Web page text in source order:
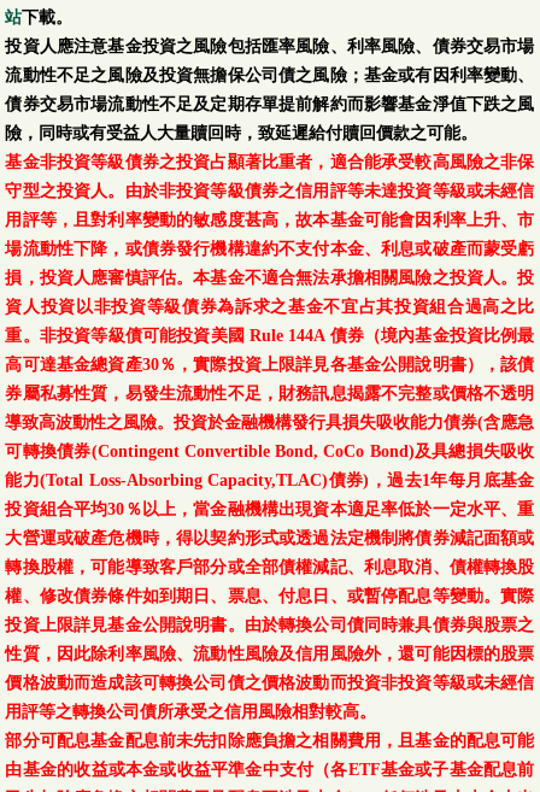
站下載。
投資人應注意基金投資之風險包括匯率風險、利率風險、債券交易市場
流動性不足之風險及投資無擔保公司債之風險；基金或有因利率變動、
債券交易市場流動性不足及定期存單提前解約而影響基金淨值下跌之風
險，同時或有受益人大量贖回時，致延遲給付贖回價款之可能。
基金非投資等級債券之投資占顯著比重者，適合能承受較高風險之非保
守型之投資人。由於非投資等級債券之信用評等未達投資等級或未經信
用評等，且對利率變動的敏感度甚高，故本基金可能會因利率上升、市
場流動性下降，或債券發行機構違約不支付本金、利息或破產而蒙受虧
損，投資人應審慎評估。本基金不適合無法承擔相關風險之投資人。投
資人投資以非投資等級債券為訴求之基金不宜占其投資組合過高之比
重。非投資等級債可能投資美國 Rule 144A 債券（境內基金投資比例最
高可達基金總資產30％，實際投資上限詳見各基金公開說明書），該債
券屬私募性質，易發生流動性不足，財務訊息揭露不完整或價格不透明
導致高波動性之風險。投資於金融機構發行具損失吸收能力債券(含應急
可轉換債券(Contingent Convertible Bond, CoCo Bond)及具總損失吸收
能力(Total Loss-Absorbing Capacity,TLAC)債券)，過去1年每月底基金
投資組合平均30％以上，當金融機構出現資本適足率低於一定水平、重
大營運或破產危機時，得以契約形式或透過法定機制將債券減記面額或
轉換股權，可能導致客戶部分或全部債權減記、利息取消、債權轉換股
權、修改債券條件如到期日、票息、付息日、或暫停配息等變動。實際
投資上限詳見基金公開說明書。由於轉換公司債同時兼具債券與股票之
性質，因此除利率風險、流動性風險及信用風險外，還可能因標的股票
價格波動而造成該可轉換公司債之價格波動而投資非投資等級或未經信
用評等之轉換公司債所承受之信用風險相對較高。
部分可配息基金配息前未先扣除應負擔之相關費用，且基金的配息可能
由基金的收益或本金或收益平準金中支付（各ETF基金或子基金配息前